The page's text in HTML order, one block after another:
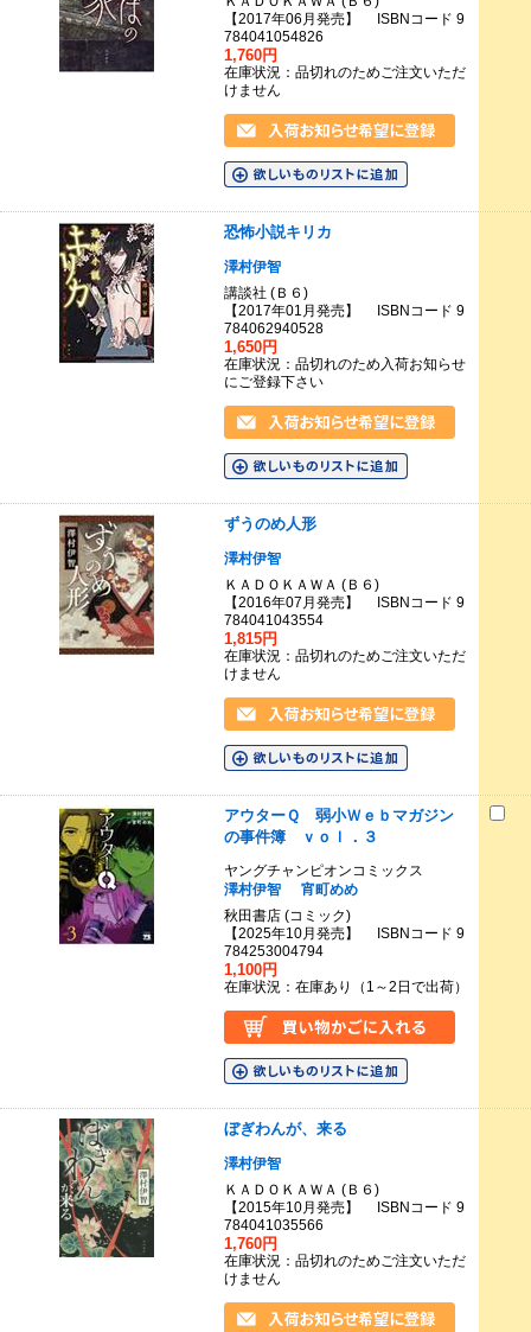
【2017年06月発売】 ISBNコード 9
784041054826
1,760円
在庫状況：品切れのためご注文いただ
けません
恐怖小説キリカ
澤村伊智
講談社 (Ｂ６)
【2017年01月発売】 ISBNコード 9
784062940528
1,650円
在庫状況：品切れのため入荷お知らせ
にご登録下さい
ずうのめ人形
澤村伊智
ＫＡＤＯＫＡＷＡ (Ｂ６)
【2016年07月発売】 ISBNコード 9
784041043554
1,815円
在庫状況：品切れのためご注文いただ
けません
アウターＱ 弱小Ｗｅｂマガジン
の事件簿 ｖｏｌ．３
ヤングチャンピオンコミックス
澤村伊智
宵町めめ
秋田書店 (コミック)
【2025年10月発売】 ISBNコード 9
784253004794
1,100円
在庫状況：在庫あり（1～2日で出荷）
ぼぎわんが、来る
澤村伊智
ＫＡＤＯＫＡＷＡ (Ｂ６)
【2015年10月発売】 ISBNコード 9
784041035566
1,760円
在庫状況：品切れのためご注文いただ
けません